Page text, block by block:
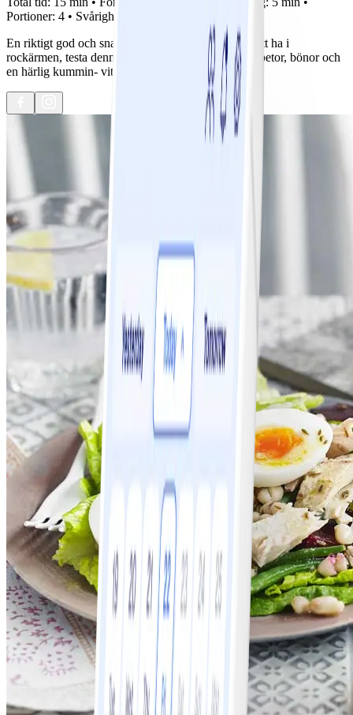
Portioner: 4 • Svårighetsgrad:
En riktigt god och snabb tonfisksallad är alltid bra att ha i
rockärmen, testa denna läckra variant med ägg, rödbetor, bönor och
en härlig kummin- vitlöks- och limedressing.